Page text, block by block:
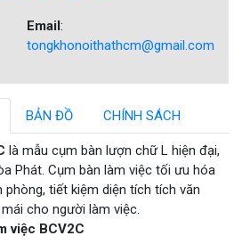
Email:
tongkhonoithathcm@gmail.com
BẢN ĐỒ CHÍNH SÁCH
là mẫu cụm bàn lượn chữ L hiện đại,
Phát. Cụm bàn làm việc tối ưu hóa
tiết kiệm diện tích tích văn
cho người làm việc.
việc BCV2C